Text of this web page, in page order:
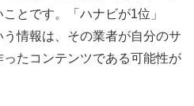
とです。「ハナビが1位」
う情報は、その業者が自分のサ
たコンテンツである可能性が